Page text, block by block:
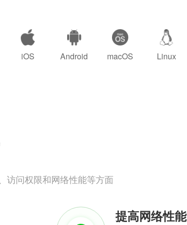
iOS Android macOS Linux
访问权限和网络性能等方面
提高网络性能